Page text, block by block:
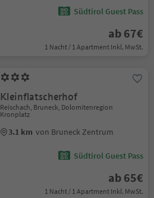
Südtirol Guest Pass
ab 67€
1 Nacht / 1 Apartment Inkl. MwSt.
Kleinflatscherhof
Reischach, Bruneck, Dolomitenregion
Kronplatz
3.1 km von Bruneck Zentrum
Südtirol Guest Pass
ab 65€
1 Nacht / 1 Apartment Inkl. MwSt.